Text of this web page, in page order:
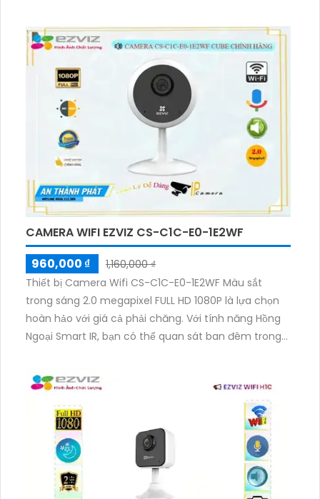
CAMERA WIFI EZVIZ CS-C1C-E0-1E2WF
960,000 ₫
1,160,000 ₫
Thiết bị Camera Wifi CS-C1C-E0-1E2WF Màu sắt
trong sáng 2.0 megapixel FULL HD 1080P là lựa chọn
hoàn hảo với giá cả phải chăng. Với tính năng Hồng
Ngoại Smart IR, bạn có thể quan sát ban đêm trong
theo chuẩn chống bụi tinh tế và có thân Plastic,
mang lại độ bền cao. Bạn có thể quản lý camera từ
xa với công nghệ IP Wifi tích hợp. Đặc biệt, thiết bị
này còn được tích hợp khả năng thu âm và loa, giúp
bạn tin cậy hơn trong việc ghi lại và phát lại âm
thanh.